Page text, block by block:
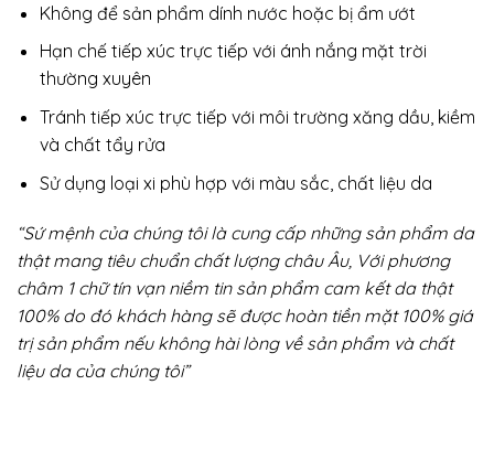
Không để sản phẩm dính nước hoặc bị ẩm ướt
Hạn chế tiếp xúc trực tiếp với ánh nắng mặt trời
thường xuyên
Tránh tiếp xúc trực tiếp với môi trường xăng dầu, kiềm
và chất tẩy rửa
Sử dụng loại xi phù hợp với màu sắc, chất liệu da
“Sứ mệnh của chúng tôi là cung cấp những sản phẩm da
thật mang tiêu chuẩn chất lượng châu Âu, Với phương
châm 1 chữ tín vạn niềm tin sản phẩm cam kết da thật
100% do đó khách hàng sẽ được hoàn tiền mặt 100% giá
trị sản phẩm nếu không hài lòng về sản phẩm và chất
liệu da của chúng tôi”